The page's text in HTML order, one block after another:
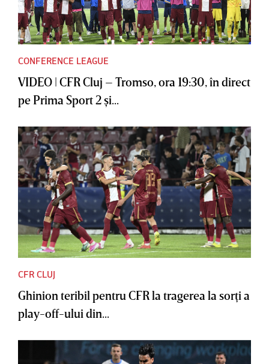
CONFERENCE LEAGUE
VIDEO | CFR Cluj – Tromso, ora 19:30, în direct
pe Prima Sport 2 şi...
CFR CLUJ
Ghinion teribil pentru CFR la tragerea la sorţi a
play-off-ului din...